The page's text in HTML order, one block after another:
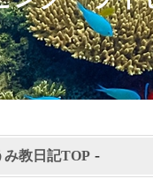
み教日記TOP -